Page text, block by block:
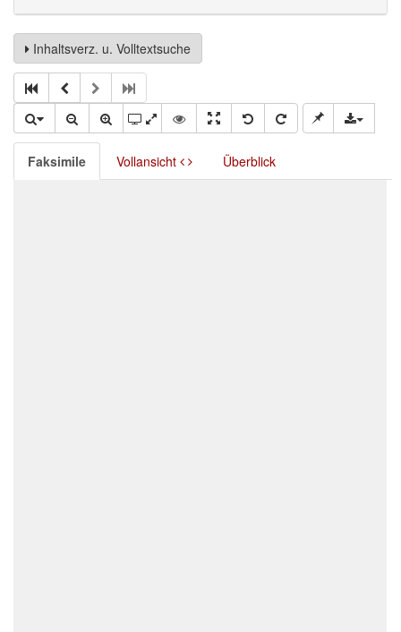
Inhaltsverz. u. Volltextsuche
Faksimile Vollansicht Überblick